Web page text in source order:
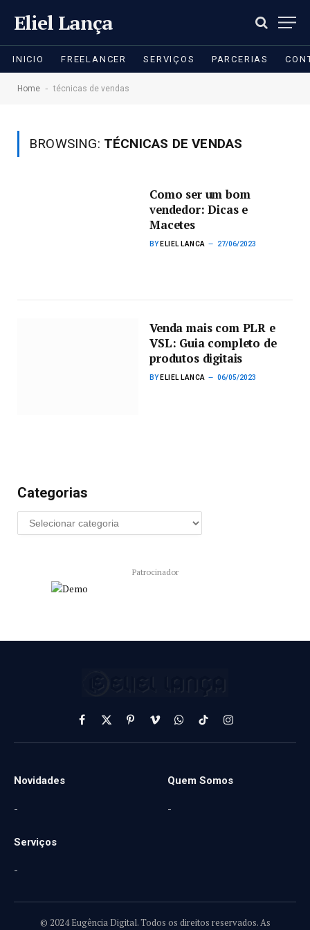
Eliel Lança
INICIO FREELANCER SERVIÇOS PARCERIAS
Home - técnicas de vendas
BROWSING: TÉCNICAS DE VENDAS
Como ser um bom
vendedor: Dicas e
Macetes
BY ELIEL LANCA 27/06/2023
Venda mais com PLR e
VSL: Guia completo de
produtos digitais
BY ELIEL LANCA 06/05/2023
Categorias
Patrocinador
Facebook
X
(Twitter)
PinterestVimeoWhatsApp
TikTokInstagram
Novidades
-
Quem Somos
-
Serviços
-
© 2024 Eugência Digital. Todos os direitos reservados. As